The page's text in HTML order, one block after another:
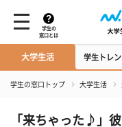
学生の
窓口とは
大学生活 学生トレン
学生の窓口トップ 大学生活
「来ちゃった♪」